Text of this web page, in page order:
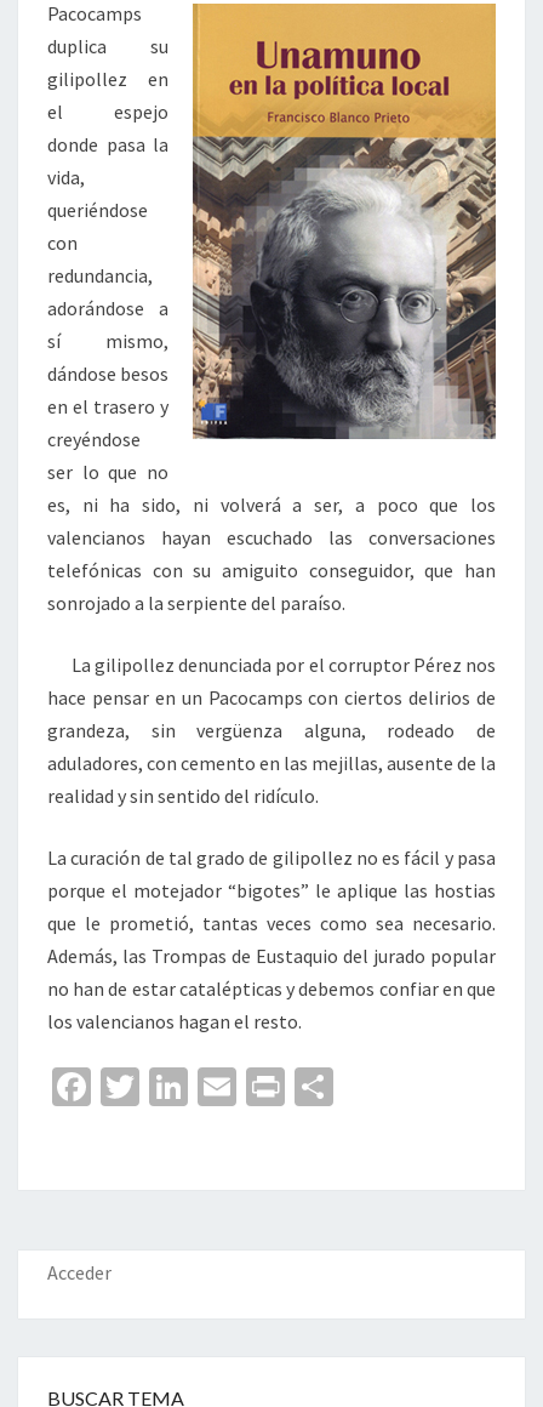
Pacocamps
duplica su
gilipollez en
el espejo
donde pasa la
vida,
queriéndose
con
redundancia,
adorándose a
sí mismo,
dándose besos
en el trasero y
creyéndose
ser lo que no
es, ni ha sido, ni volverá a ser, a poco que los
valencianos hayan escuchado las conversaciones
telefónicas con su amiguito conseguidor, que han
sonrojado a la serpiente del paraíso.
La gilipollez denunciada por el corruptor Pérez nos
hace pensar en un Pacocamps con ciertos delirios de
grandeza, sin vergüenza alguna, rodeado de
aduladores, con cemento en las mejillas, ausente de la
realidad y sin sentido del ridículo.
La curación de tal grado de gilipollez no es fácil y pasa
porque el motejador “bigotes” le aplique las hostias
que le prometió, tantas veces como sea necesario.
Además, las Trompas de Eustaquio del jurado popular
no han de estar catalépticas y debemos confiar en que
los valencianos hagan el resto.
Fa
o
o
k
T
er
Li
dI
n
E
l
Pr
p
ar
Acceder
BUSCAR TEMA